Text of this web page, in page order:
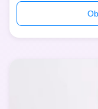
etiqueta El
ovejas el ganado